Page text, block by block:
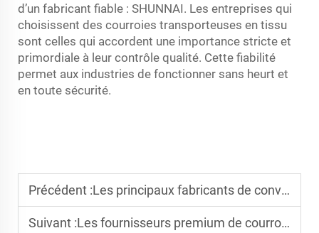
d’un fabricant fiable : SHUNNAI. Les entreprises qui
choisissent des courroies transporteuses en tissu
sont celles qui accordent une importance stricte et
primordiale à leur contrôle qualité. Cette fiabilité
permet aux industries de fonctionner sans heurt et
en toute sécurité.
Précédent :Les principaux fabricants de convoyeurs alimentaires 2025
Suivant :Les fournisseurs premium de courroies transporteuses antiadhésives pour boulangeries